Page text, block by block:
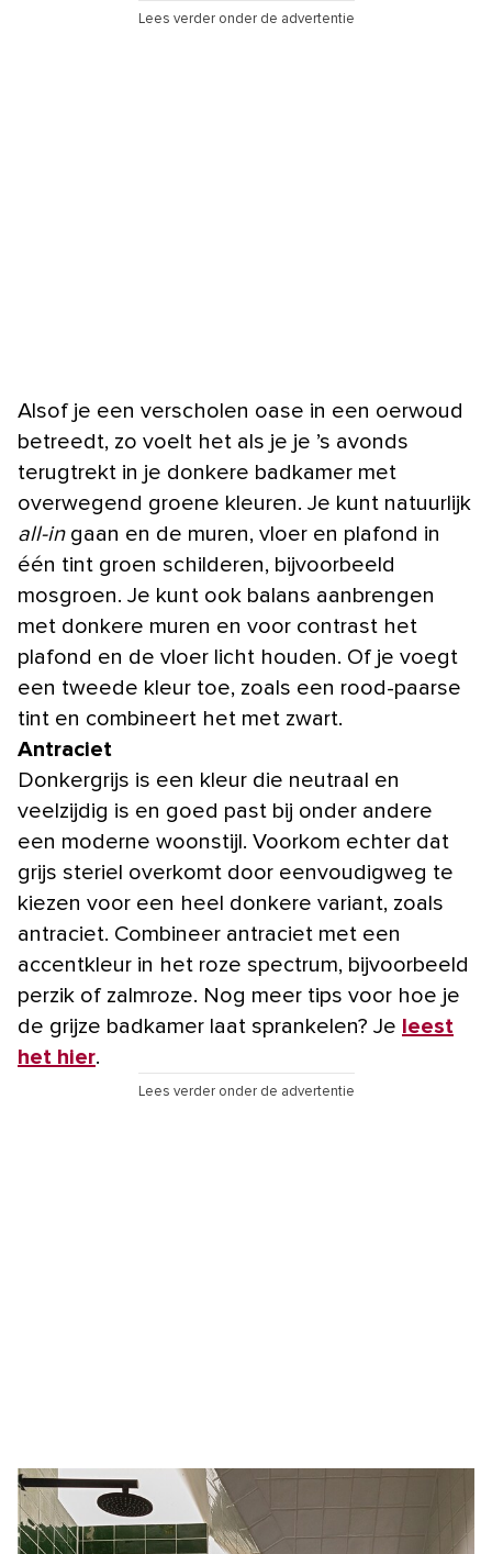
Lees verder onder de advertentie
Alsof je een verscholen oase in een oerwoud
betreedt, zo voelt het als je je ’s avonds
terugtrekt in je donkere badkamer met
overwegend groene kleuren. Je kunt natuurlijk
all-ingaan en de muren, vloer en plafond in
één tint groen schilderen, bijvoorbeeld
mosgroen. Je kunt ook balans aanbrengen
met donkere muren en voor contrast het
plafond en de vloer licht houden. Of je voegt
een tweede kleur toe, zoals een rood-paarse
tint en combineert het met zwart.
Antraciet
Donkergrijs is een kleur die neutraal en
veelzijdig is en goed past bij onder andere
een moderne woonstijl. Voorkom echter dat
grijs steriel overkomt door eenvoudigweg te
kiezen voor een heel donkere variant, zoals
antraciet. Combineer antraciet met een
accentkleur in het roze spectrum, bijvoorbeeld
perzik of zalmroze. Nog meer tips voor hoe je
de grijze badkamer laat sprankelen? Je leest
het hier.
Lees verder onder de advertentie